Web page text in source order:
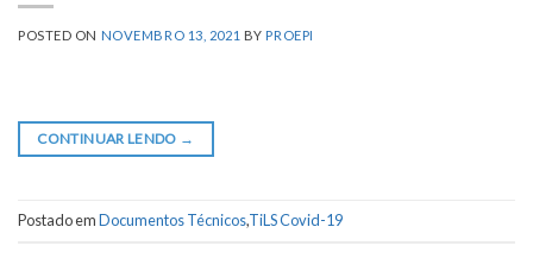
POSTED ON NOVEMBRO 13, 2021 BYPROEPI
CONTINUAR LENDO →
Postado emDocumentos Técnicos,TiLS Covid-19